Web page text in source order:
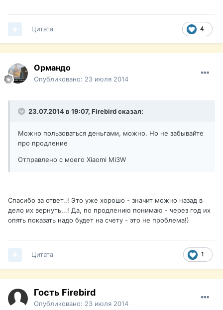
4
Цитата
Ормандо
Опубликовано: 23 июля 2014
23.07.2014 в 19:07, Firebird сказал:
Можно пользоваться деньгами, можно. Но не забывайте
про продление
Отправлено с моего Xiaomi Mi3W
Спасибо за ответ..! Это уже хорошо - значит можно назад в
дело их вернуть...! Да, по продлению понимаю - через год их
опять показать надо будет на счету - это не проблема!)
1
Цитата
Гость Firebird
Опубликовано: 23 июля 2014